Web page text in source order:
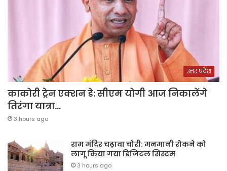
उत्तर प्रदेश
काकोरी ट्रेन एक्शन डे: सीएम योगी आज निकालेंगे
तिरंगा यात्रा…
3 hours ago
राम मंदिर चढ़ावा चोरी: मनमानी रोकने को
लागू किया गया डिजिटल सिस्टम
3 hours ago